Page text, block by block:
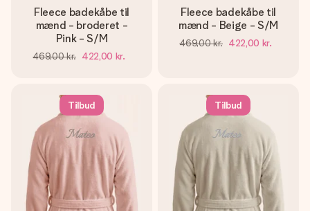
Fleece badekåbe til
mænd - broderet -
Pink - S/M
469,00 kr. 422,00 kr.
Fleece badekåbe til
mænd - Beige - S/M
469,00 kr. 422,00 kr.
Tilbud Tilbud